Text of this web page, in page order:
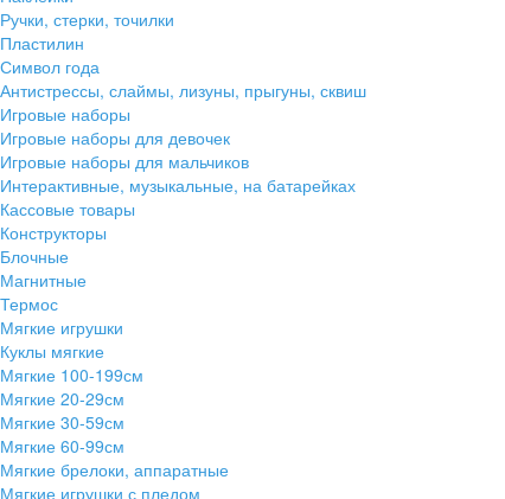
Ручки, стерки, точилки
Пластилин
Символ года
Антистрессы, слаймы, лизуны, прыгуны, сквиш
Игровые наборы
Игровые наборы для девочек
Игровые наборы для мальчиков
Интерактивные, музыкальные, на батарейках
Кассовые товары
Конструкторы
Блочные
Магнитные
Термос
Мягкие игрушки
Куклы мягкие
Мягкие 100-199см
Мягкие 20-29см
Мягкие 30-59см
Мягкие 60-99см
Мягкие брелоки, аппаратные
Мягкие игрушки с пледом